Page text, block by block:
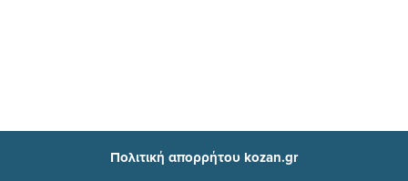
Πολιτική απορρήτου kozan.gr